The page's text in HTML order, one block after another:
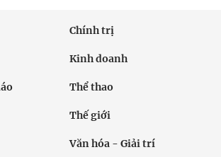
Chính trị
Kinh doanh
Thể thao
Thế giới
Văn hóa - Giải trí